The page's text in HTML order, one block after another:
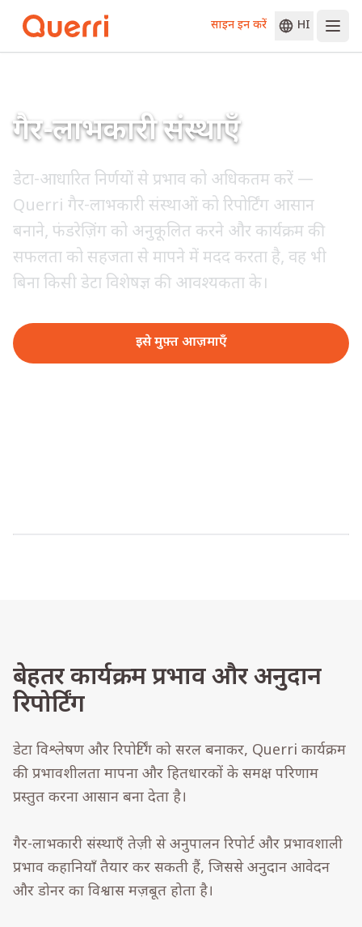
साइन इन करें HI
गैर-लाभकारी संस्थाएँ
डेटा-आधारित निर्णयों से प्रभाव को अधिकतम करें —
Querri गैर-लाभकारी संस्थाओं को रिपोर्टिंग आसान
बनाने, फंडरेज़िंग को अनुकूलित करने और कार्यक्रम की
सफलता को सहजता से मापने में मदद करता है, वह भी
बिना किसी डेटा विशेषज्ञ की आवश्यकता के।
इसे मुफ़्त आज़माएँ
बेहतर कार्यक्रम प्रभाव और अनुदान
रिपोर्टिंग
डेटा विश्लेषण और रिपोर्टिंग को सरल बनाकर, Querri कार्यक्रम
की प्रभावशीलता मापना और हितधारकों के समक्ष परिणाम
प्रस्तुत करना आसान बना देता है।
गैर-लाभकारी संस्थाएँ तेज़ी से अनुपालन रिपोर्ट और प्रभावशाली
प्रभाव कहानियाँ तैयार कर सकती हैं, जिससे अनुदान आवेदन
और डोनर का विश्वास मज़बूत होता है।